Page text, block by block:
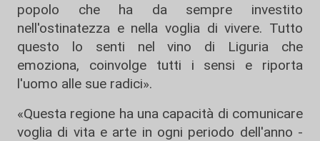
popolo che ha da sempre investito
nell'ostinatezza e nella voglia di vivere. Tutto
questo lo senti nel vino di Liguria che
emoziona, coinvolge tutti i sensi e riporta
l'uomo alle sue radici».
«Questa regione ha una capacità di comunicare
voglia di vita e arte in ogni periodo dell'anno -